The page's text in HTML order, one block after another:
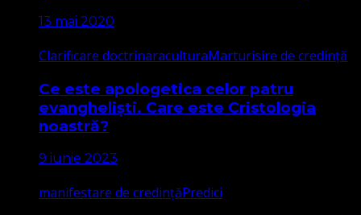
13 mai 2020
Clarificare doctrinaraculturaMarturisire de credință
Ce este apologetica celor patru
evangheliști. Care este Cristologia
noastră?
9 iunie 2023
manifestare de credințăPredici